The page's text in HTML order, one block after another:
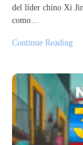
del líder chino Xi
como…
Continue Reading